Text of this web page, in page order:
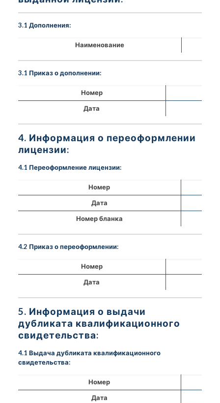
3.1 Дополнения:
Наименование
3.1 Приказ о дополнении:
Номер
Дата
4. Информация о переоформлении
лицензии:
4.1 Переоформление лицензии:
Номер
Дата
Номер бланка
4.2 Приказ о переоформлении:
Номер
Дата
5. Информация о выдачи
дубликата квалификационного
свидетельства:
4.1 Выдача дубликата квалификационного
свидетельства:
Номер
Дата